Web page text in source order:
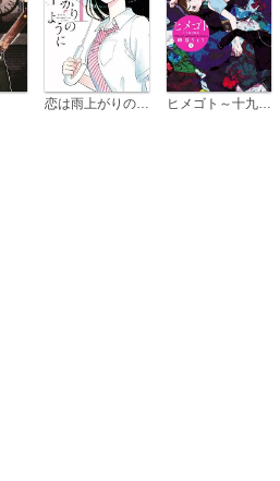
ヒメゴト～十九歳の制服～